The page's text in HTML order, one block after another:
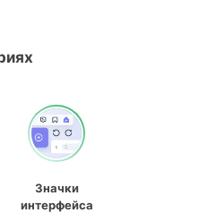
Значки
интерфейса